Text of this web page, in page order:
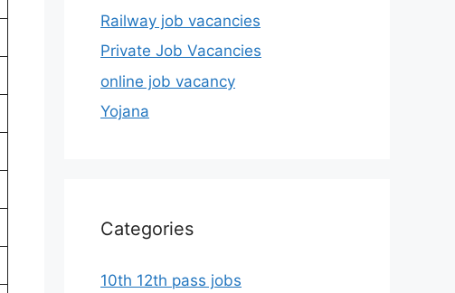
Railway job vacancies
Private Job Vacancies
online job vacancy
Yojana
Categories
10th 12th pass jobs